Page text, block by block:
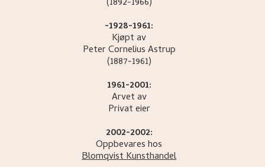
(1892-1966)
-1928-1961:
Kjøpt av
Peter CorneliusAstrup
(1887-1961)
1961-2001:
Arvet av
Privat eier
2002-2002:
Oppbevares hos
Blomqvist Kunsthandel